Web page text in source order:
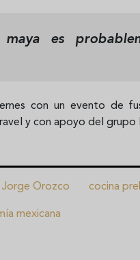
maya es
con un evento de
y con apoyo del grupo
Jorge Orozco cocina
mexicana